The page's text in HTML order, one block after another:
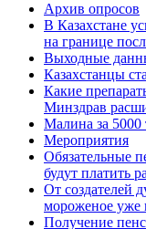
Архив опросов
В Казахстане
на границе
Выходные
Казахстанцы
Какие
Минздрав
Малина за 5000
Мероприятия
Обязательные
будут платить
От создателей
мороженое уже
Получение